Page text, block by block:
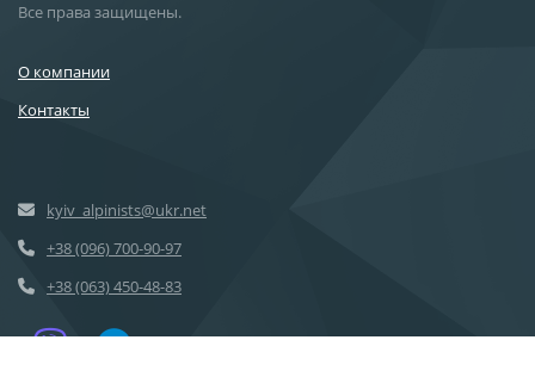
Все права защищены.
О компании
Контакты
kyiv_alpinists@ukr.net
+38 (096) 700-90-97
+38 (063) 450-48-83